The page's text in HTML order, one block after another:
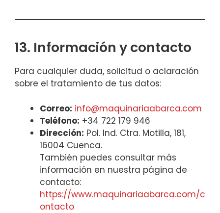
13. Información y contacto
Para cualquier duda, solicitud o aclaración
sobre el tratamiento de tus datos:
Correo: info@maquinariaabarca.com
Teléfono: +34 722 179 946
Dirección: Pol. Ind. Ctra. Motilla, 181,
16004 Cuenca.
También puedes consultar más
información en nuestra página de
contacto:
https://www.maquinariaabarca.com/c
ontacto